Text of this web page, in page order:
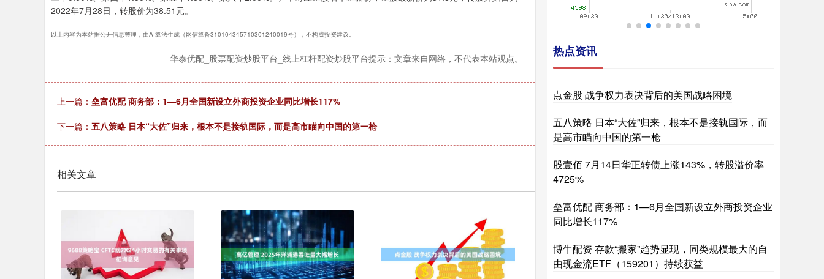
2022年7月28日，转股价为38.51元。
以上内容为本站据公开信息整理，由AI算法生成（网信算备310104345710301240019号），不构成投资建议。
华泰优配_股票配资炒股平台_线上杠杆配资炒股平台提示：文章来自网络，不代表本站观点。
上一篇： 垒富优配 商务部：1—6月全国新设立外商投资企业同比增长117%
下一篇： 五八策略 日本“大佐”归来，根本不是接轨国际，而是高市瞄向中国的第一枪
相关文章
热点资讯
点金股 战争权力表决背后的美国战略困境
五八策略 日本“大佐”归来，根本不是接轨国际，而
是高市瞄向中国的第一枪
股壹佰 7月14日华正转债上涨143%，转股溢价率
4725%
垒富优配 商务部：1—6月全国新设立外商投资企业
同比增长117%
博牛配资 存款“搬家”趋势显现，同类规模最大的自
由现金流ETF（159201）持续获益